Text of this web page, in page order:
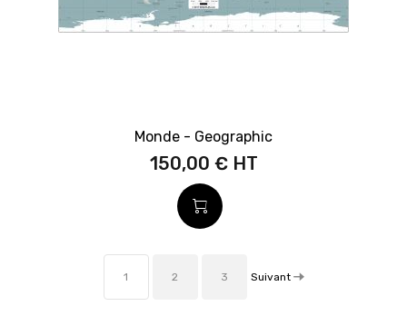
Monde - Geographic
150,00 €
1 2 3 Suivant